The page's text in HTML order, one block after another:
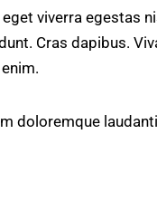
viverra egestas
Cras dapibus.